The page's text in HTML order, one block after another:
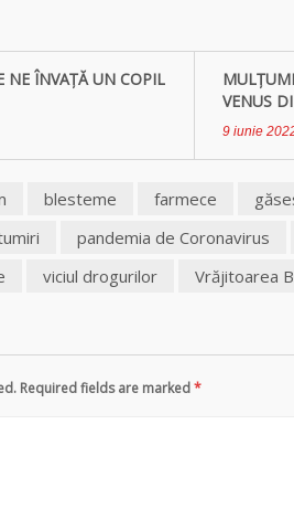
NE ÎNVAŢĂ UN COPIL
VENUS
9 iunie
blesteme farmece
pandemia de Coronavirus
viciul drogurilor Vrăjitoarea
Required fields are marked*